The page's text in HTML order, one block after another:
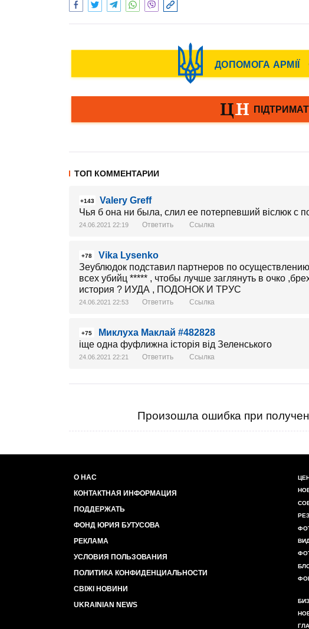
ТОП КОММЕНТАРИИ
+143
Valery Greff
Чья б она ни была, слил ее потерпевший вiслюк с
24.06.2021 22:19 Ответить Ссылка
+78
Vika Lysenko
Зеублюдок подставил партнеров по
всех убийц ***** , чтобы лучше заглянуть в очко
история ? ИУДА , ПОДОНОК И ТРУС
24.06.2021 22:53 Ответить Ссылка
+75
Миклуха Маклай #482828
іще одна фуфлижна історія від Зеленського
24.06.2021 22:21 Ответить Ссылка
Произошла ошибка при
О НАС
КОНТАКТНАЯ ИНФОРМАЦИЯ
ПОДДЕРЖАТЬ
ФОНД ЮРИЯ БУТУСОВА
РЕКЛАМА
УСЛОВИЯ ПОЛЬЗОВАНИЯ
ПОЛИТИКА КОНФИДЕНЦИАЛЬНОСТИ
СВІЖІ НОВИНИ
UKRAINIAN NEWS